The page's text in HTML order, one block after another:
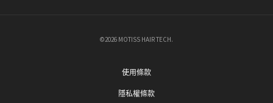
©2026 MOTISS HAIR TECH.
使用條款
隱私權條款